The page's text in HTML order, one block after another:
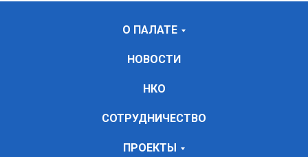
О ПАЛАТЕ
НОВОСТИ
НКО
СОТРУДНИЧЕСТВО
ПРОЕКТЫ